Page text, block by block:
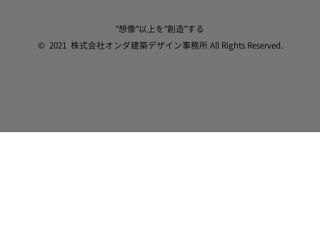
"想像"以上を"創造"する
© 2021 株式会社オンダ建築デザイン事務所 All Rights Reserved.